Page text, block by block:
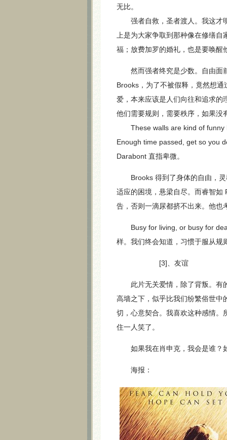
无比。
强者自救，圣者渡人。我这才
上是为大家争取到那种像在修缮
福；放费加罗的婚礼，也是要唤醒
然而强者终究是少数。自由面
Brooks，为了不被假释，竟然想
爱，本来应该是人们向往和追求的
他们需要规则，需要秩序，如果没
These walls are kind of funny
Enough time passed, get so you
Darabont 直指卑微。
Brooks 得到了身体的自由，灵
适应的困境，悬梁自尽。而睿智如
告，否则一滴尿都挤不出来。他也
Busy for living, or busy for
样。我们终会知道，习惯于服从规
[3]、友谊
此片无关爱情，除了背叛。有
高墙之下，似乎比我们纷繁俗世中
切，心意契合。我喜欢这种感情。
住一人笑了。
如果我在肖申克，我会是谁？
海报：